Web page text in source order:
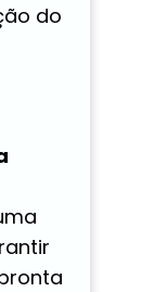
do